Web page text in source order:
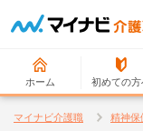
ホーム 初めての方
マイナビ介護職 精神保